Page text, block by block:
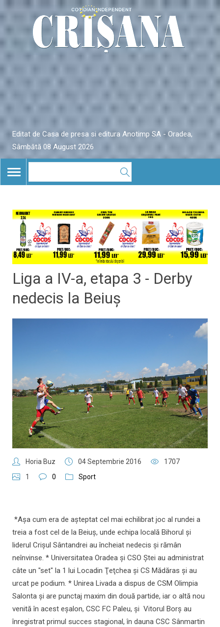
Editat de Casa de presa si editura Anotimp SA - Oradea,
Sâmbătă 08 August 2026
TOGGLE
NAVIGATION
Liga a IV-a, etapa 3 - Derby
nedecis la Beiuş
Horia Buz 04 Septembrie 2016
1707
1
0 Sport
*Aşa cum era de aşteptat cel mai echilibrat joc al rundei a
treia a fost cel de la Beiuş, unde echipa locală Bihorul şi
liderul Crişul Sântandrei au încheiat nedecis şi rămân
neînvinse. * Universitatea Oradea şi CSO Ştei au administrat
câte un "set" la 1 lui Locadin Ţeţchea şi CS Mădăras şi au
urcat pe podium. * Unirea Livada a dispus de CSM Olimpia
Salonta şi are punctaj maxim din două partide, iar o altă nou
venită în acest eşalon, CSC FC Paleu, şi Vitorul Borş au
înregistrat primul succes stagional, în dauna CSC Sânmartin